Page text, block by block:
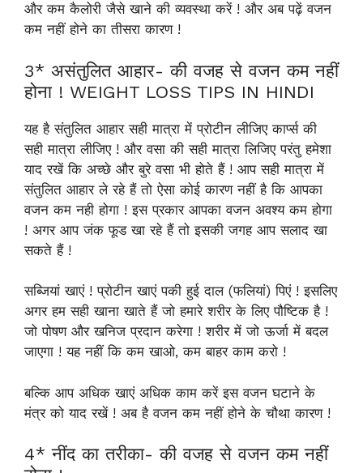
और कम कैलोरी जैसे खाने की व्यवस्था करें ! और अब पढ़ें वजन
कम नहीं होने का तीसरा कारण !
3* असंतुलित आहार- की वजह से वजन कम नहीं
होना ! WEIGHT LOSS TIPS IN HINDI
यह है संतुलित आहार सही मात्रा में प्रोटीन लीजिए कार्प्स की
सही मात्रा लीजिए ! और वसा की सही मात्रा लिजिए परंतु हमेशा
याद रखें कि अच्छे और बुरे वसा भी होते हैं ! आप सही मात्रा में
संतुलित आहार ले रहे हैं तो ऐसा कोई कारण नहीं है कि आपका
वजन कम नही होगा ! इस प्रकार आपका वजन अवश्य कम होगा
! अगर आप जंक फूड खा रहे हैं तो इसकी जगह आप सलाद खा
सकते हैं !
सब्जियां खाएं ! प्रोटीन खाएं पकी हुई दाल (फलियां) पिएं ! इसलिए
अगर हम सही खाना खाते हैं जो हमारे शरीर के लिए पौष्टिक है !
जो पोषण और खनिज प्रदान करेगा ! शरीर में जो ऊर्जा में बदल
जाएगा ! यह नहीं कि कम खाओ, कम बाहर काम करो !
बल्कि आप अधिक खाएं अधिक काम करें इस वजन घटाने के
मंत्र को याद रखें ! अब है वजन कम नहीं होने के चौथा कारण !
4* नींद का तरीका- की वजह से वजन कम नहीं